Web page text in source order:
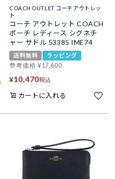
COACH OUTLET コーチアウトレッ
ト
コーチ アウトレット COACH
ポーチ レディース シグネチ
ャー サドル 53385 IME74
送料無料
ラッピング
参考価格 ¥17,600
¥10,470税込
カートに入れる